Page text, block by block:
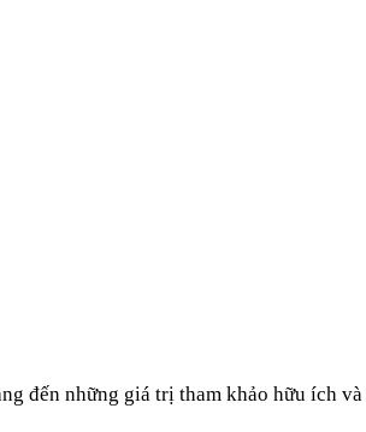
đến những giá trị tham khảo hữu ích